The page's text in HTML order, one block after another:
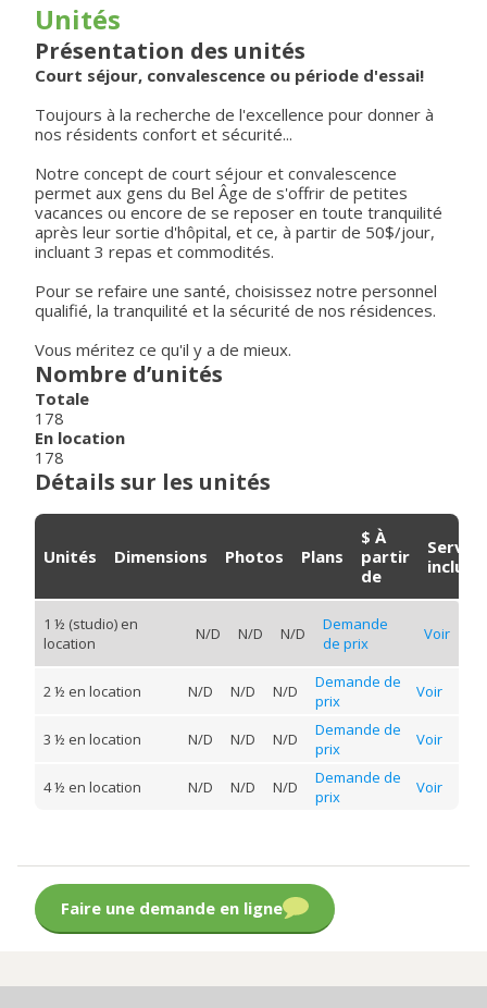
Unités
Présentation des unités
Court séjour, convalescence ou période d'essai!
Toujours à la recherche de l'excellence pour donner à
nos résidents confort et sécurité...
Notre concept de court séjour et convalescence
permet aux gens du Bel Âge de s'offrir de petites
vacances ou encore de se reposer en toute tranquilité
après leur sortie d'hôpital, et ce, à partir de 50$/jour,
incluant 3 repas et commodités.
Pour se refaire une santé, choisissez notre personnel
qualifié, la tranquilité et la sécurité de nos résidences.
Vous méritez ce qu'il y a de mieux.
Nombre d’unités
Totale
178
En location
178
Détails sur les unités
Unités Dimensions Photos Plans
$ À
partir
de
inclus
1 ½ (studio) en
location
N/D N/D N/D
Demande
de prix
Voir
2 ½ en location N/D N/D N/D
Demande de
prix
Voir
3 ½ en location N/D N/D N/D
Demande de
prix
Voir
4 ½ en location N/D N/D N/D
Demande de
prix
Voir
Faire une demande en ligne